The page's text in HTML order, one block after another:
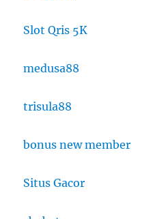
Slot Qris 5K
medusa88
trisula88
bonus new member
Situs Gacor